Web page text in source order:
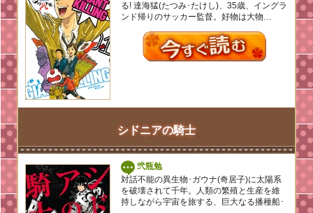
る! 達海猛(たつみ･たけし)、35歳、イングラ
ンド帰りのサッカー監督。好物は大物…
シドニアの騎士
弐瓶勉
対話不能の異生物･ガウナ(奇居子)に太陽系
を破壊されて千年。人類の繁殖と生産を維
持しながら宇宙を旅する、巨大なる播種船･